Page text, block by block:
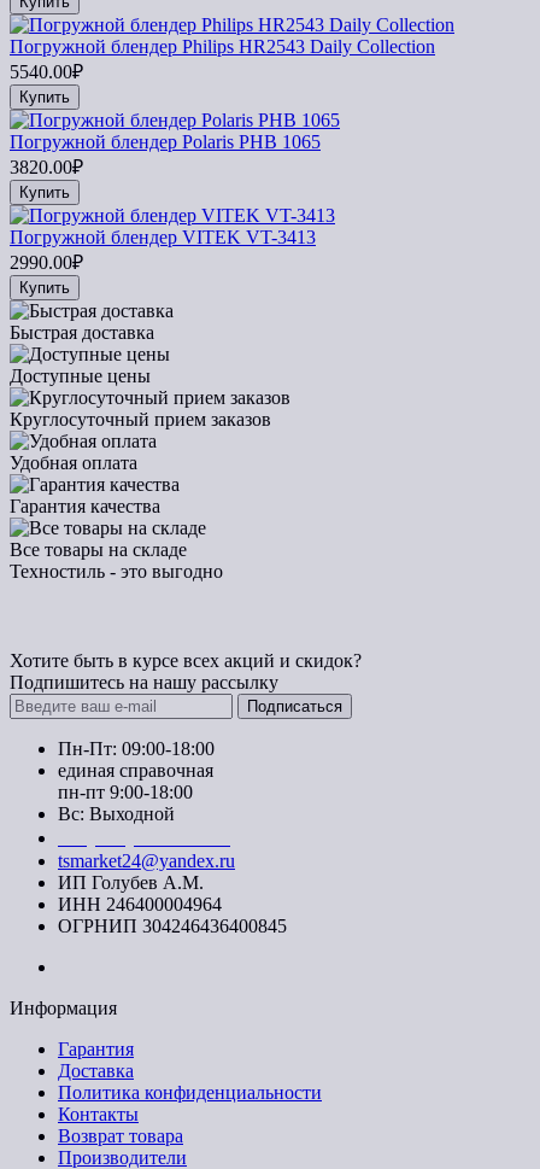
Погружной блендер Philips HR2543 Daily Collection
5540.00₽
Купить
Погружной блендер Polaris PHB 1065
3820.00₽
Купить
Погружной блендер VITEK VT-3413
2990.00₽
Купить
Быстрая доставка
Доступные цены
Круглосуточный прием заказов
Удобная оплата
Гарантия качества
Все товары на складе
Техностиль - это выгодно
Хотите быть в курсе всех акций и скидок?
Подпишитесь на нашу рассылку
Подписаться
Пн-Пт: 09:00-18:00
единая справочная
пн-пт 9:00-18:00
Вс: Выходной
tsmarket24@yandex.ru
ИП Голубев А.М.
ИНН 246400004964
ОГРНИП 304246436400845
Информация
Гарантия
Доставка
Политика конфиденциальности
Контакты
Возврат товара
Производители